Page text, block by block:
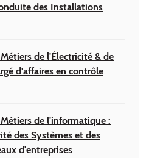
des Installations
de l'Électricité & de
d'affaires en contrôle
de l'informatique :
des Systèmes et des
d'entreprises